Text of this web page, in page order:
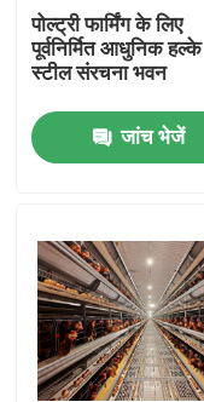
उत्पादों
हमारे बारे में
पोल्ट्री फार्मिंग के लिए
पूर्वनिर्मित आधुनिक हल्के
स्टील संरचना भवन
जांच भेजें